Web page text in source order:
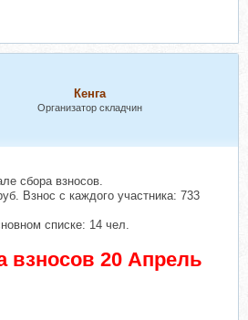
Кенга
Организатор складчин
сбора взносов.
Взнос с каждого участника: 733
списке: 14 чел.
взносов 20 Апрель